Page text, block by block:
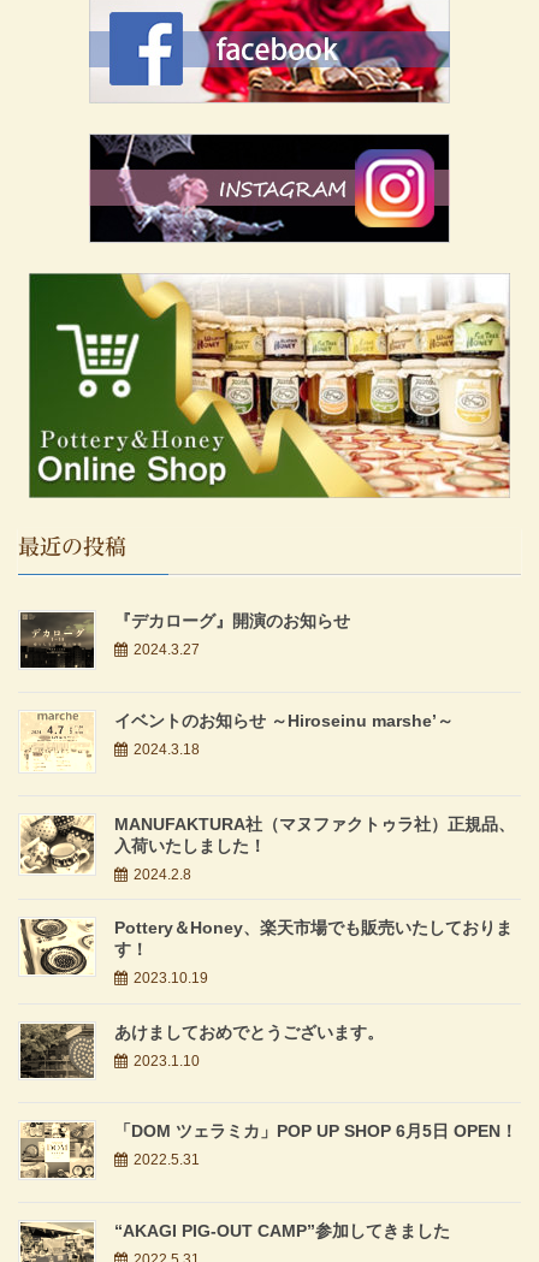
最近の投稿
『デカローグ』開演のお知らせ
2024.3.27
イベントのお知らせ ～Hiroseinu marshe’～
2024.3.18
MANUFAKTURA社（マヌファクトゥラ社）正規品、
入荷いたしました！
2024.2.8
Pottery＆Honey、楽天市場でも販売いたしておりま
す！
2023.10.19
あけましておめでとうございます。
2023.1.10
「DOM ツェラミカ」POP UP SHOP 6月5日 OPEN！
2022.5.31
“AKAGI PIG-OUT CAMP”参加してきました